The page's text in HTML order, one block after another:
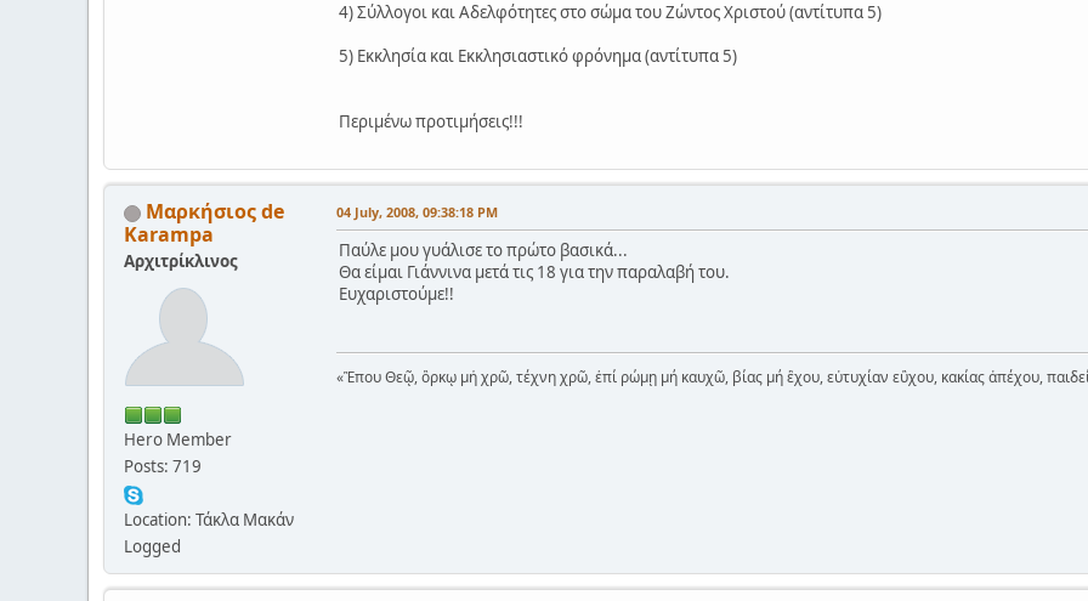
4) Σύλλογοι και Αδελφότητες στο σώμα του Ζώντος Χριστού (αντίτυπα 5)
5) Εκκλησία και Εκκλησιαστικό φρόνημα (αντίτυπα 5)
Περιμένω προτιμήσεις!!!
Μαρκήσιος de
Karampa
Αρχιτρίκλινος
Hero Member
Posts: 719
Location: Τάκλα Μακάν
Logged
04 July, 2008, 09:38:18 PM
Παύλε μου γυάλισε το πρώτο βασικά...
Θα είμαι Γιάννινα μετά τις 18 για την παραλαβή του.
Ευχαριστούμε!!
«Ἒπου Θεῷ, ὃρκῳ μἠ χρῶ, τέχνη χρῶ, ἐπί ρώμῃ μή καυχῶ, βίας μή ἒχου, εὐτυχίαν εὒχου, κακίας ἀπέχου,